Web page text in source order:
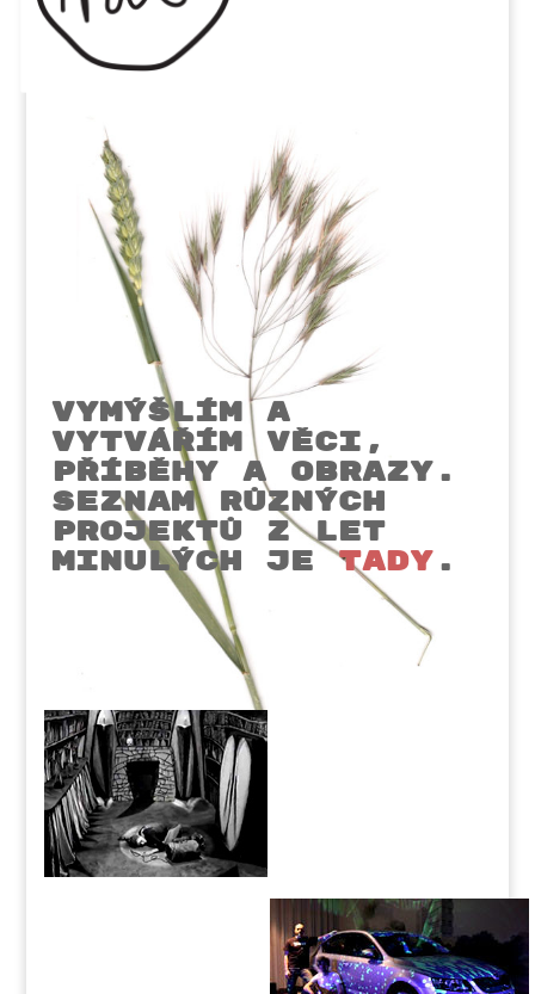
Vymýšlím a
vytvářím věci,
příběhy a obrazy.
Seznam různých
projektů z let
minulých jetady.